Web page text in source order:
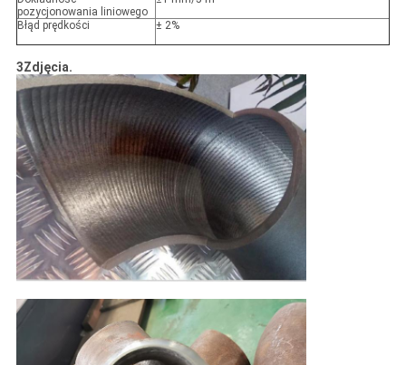
pozycjonowania liniowego
Błąd prędkości ± 2%
3Zdjęcia.